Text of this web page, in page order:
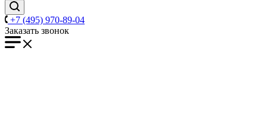
+7 (495) 970-89-04
Заказать звонок